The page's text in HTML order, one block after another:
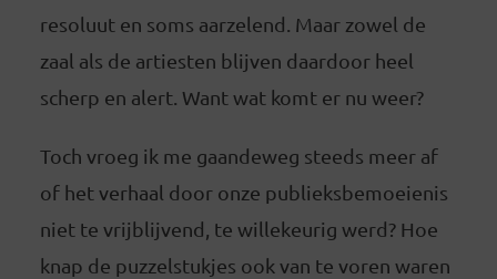
resoluut en soms aarzelend. Maar zowel de
zaal als de artiesten blijven daardoor heel
scherp en alert. Want wat komt er nu weer?
Toch vroeg ik me gaandeweg steeds meer af
of het verhaal door onze publieksbemoeienis
niet te vrijblijvend, te willekeurig werd? Hoe
knap de puzzelstukjes ook van te voren waren